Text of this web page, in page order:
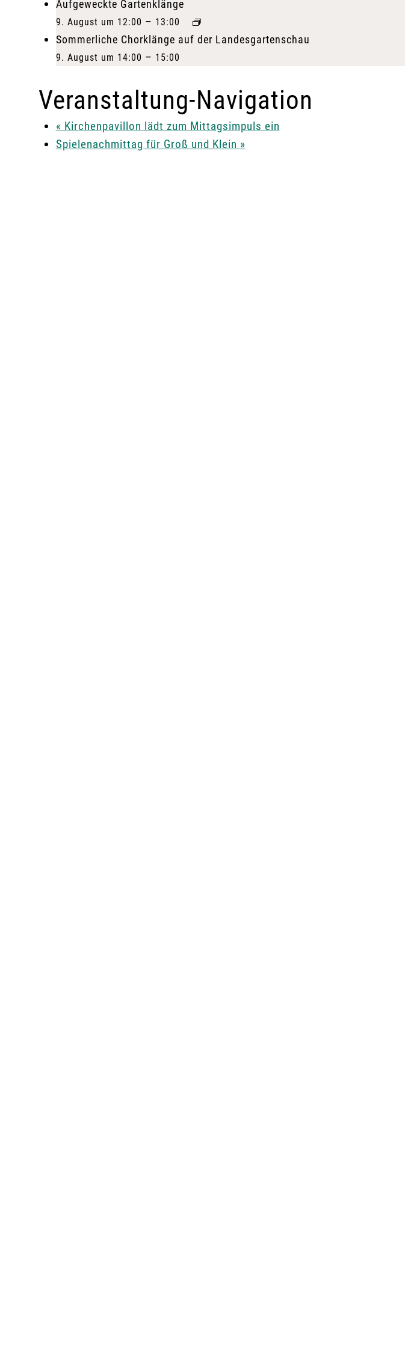
Aufgeweckte Gartenklänge
9. August um 12:00 – 13:00
Sommerliche Chorklänge auf der Landesgartenschau
9. August um 14:00 – 15:00
Veranstaltung-Navigation
« Kirchenpavillon lädt zum Mittagsimpuls ein
Spielenachmittag für Groß und Klein »